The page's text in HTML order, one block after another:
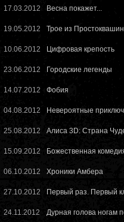
17.03.2012 Весна покажет...
19.05.2012 Трое из
10.06.2012 Цифровая крепость
23.06.2012 Городские легенды
14.07.2012 Фобия
04.08.2012 Невероятные
25.08.2012 Алиса 3D: Страна
15.09.2012 Божественная
06.10.2012 Хроники Амбера
27.10.2012 Первый раз. Первый
24.11.2012 Дурная голова ногам